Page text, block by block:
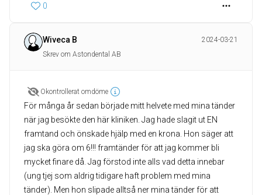
0
Wiveca B
2024-03-21
Skrev om Astondental AB
Okontrollerat omdöme
För många år sedan började mitt helvete med mina tänder
när jag besökte den här kliniken. Jag hade slagit ut EN
framtand och önskade hjälp med en krona. Hon säger att
jag ska göra om 6!!! framtänder för att jag kommer bli
mycket finare då. Jag förstod inte alls vad detta innebar
(ung tjej som aldrig tidigare haft problem med mina
tänder). Men hon slipade alltså ner mina tänder för att